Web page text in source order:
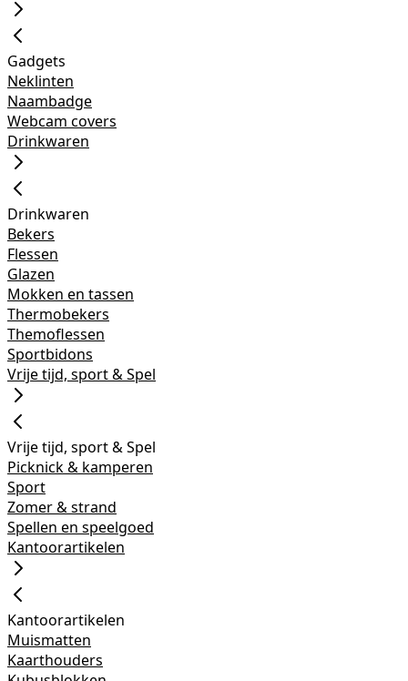
Gadgets
Neklinten
Naambadge
Webcam covers
Drinkwaren
Drinkwaren
Bekers
Flessen
Glazen
Mokken en tassen
Thermobekers
Themoflessen
Sportbidons
Vrije tijd, sport & Spel
Vrije tijd, sport & Spel
Picknick & kamperen
Sport
Zomer & strand
Spellen en speelgoed
Kantoorartikelen
Kantoorartikelen
Muismatten
Kaarthouders